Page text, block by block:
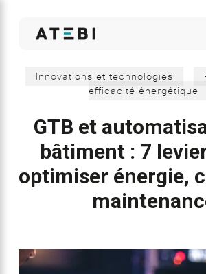
Innovations et technologies
efficacité énergétique
GTB et
bâtiment : 7
optimiser énergie,